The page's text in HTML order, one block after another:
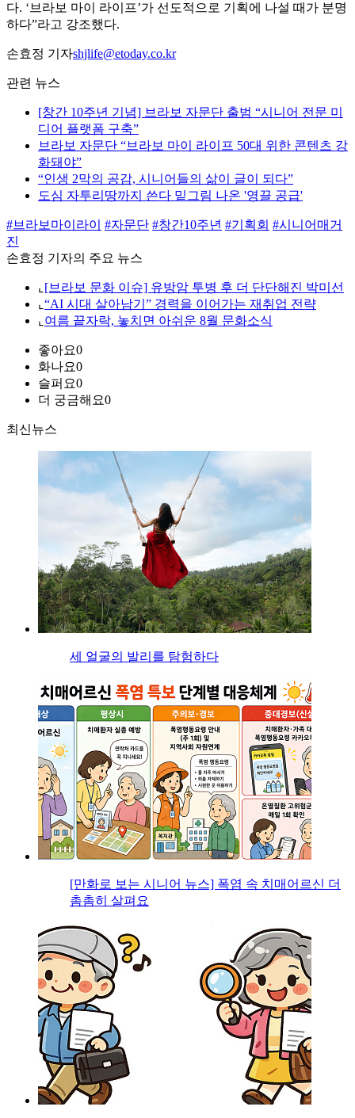
다. ‘브라보 마이 라이프’가 선도적으로 기획에 나설 때가 분명
하다”라고 강조했다.
손효정 기자shjlife@etoday.co.kr
관련 뉴스
[창간 10주년 기념] 브라보 자문단 출범 “시니어 전문 미
디어 플랫폼 구축”
브라보 자문단 “브라보 마이 라이프 50대 위한 콘텐츠 강
화돼야”
“인생 2막의 공감, 시니어들의 삶이 글이 되다”
도심 자투리땅까지 쓴다 밑그림 나온 '영끌 공급'
#브라보마이라이 #자문단 #창간10주년 #기획회 #시니어매거
진
손효정 기자의 주요 뉴스
⌞ [브라보 문화 이슈] 유방암 투병 후 더 단단해진 박미선
⌞ “AI 시대 살아남기” 경력을 이어가는 재취업 전략
⌞ 여름 끝자락, 놓치면 아쉬운 8월 문화소식
좋아요0
화나요0
슬퍼요0
더 궁금해요0
최신뉴스
세 얼굴의 발리를 탐험하다
[만화로 보는 시니어 뉴스] 폭염 속 치매어르신 더
촘촘히 살펴요